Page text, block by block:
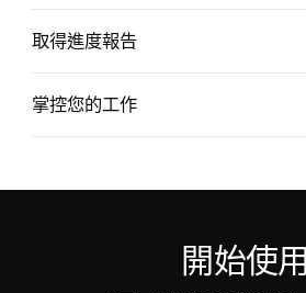
深入瞭解時間軸
取得進度報告
掌控您的工作
開始使用